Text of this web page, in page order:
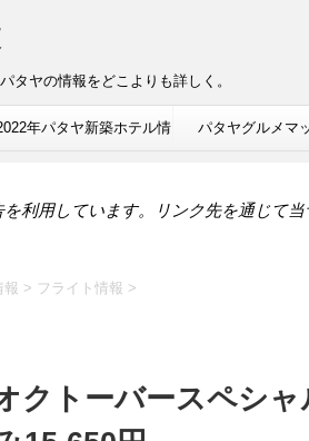
タヤの情報をどこよりも詳しく。
年パタヤ新築ホテル情 パタヤグルメマ
を利用しています。リンク先を通じて
報 > フライト情報 >
クトーバースペシ